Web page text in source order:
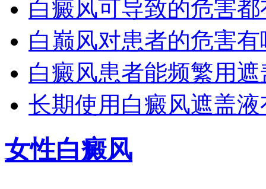
白癜风可导致的危害
白巅风对患者的危害
白癜风患者能频繁用
长期使用白癜风遮盖
女性白癜风